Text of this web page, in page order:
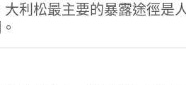
大利松最主要的暴露途徑